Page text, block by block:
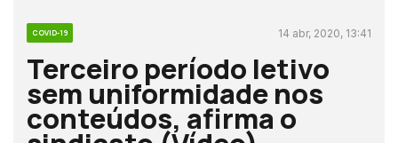
COVID-19 14 abr, 2020, 13:41
Terceiro período letivo
sem uniformidade nos
conteúdos, afirma o